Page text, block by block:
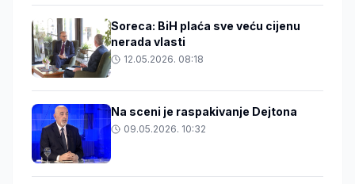
Soreca: BiH plaća sve veću cijenu
nerada vlasti
12.05.2026. 08:18
Na sceni je raspakivanje Dejtona
09.05.2026. 10:32